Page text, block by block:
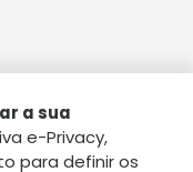
a sua
e-Privacy,
para definir os